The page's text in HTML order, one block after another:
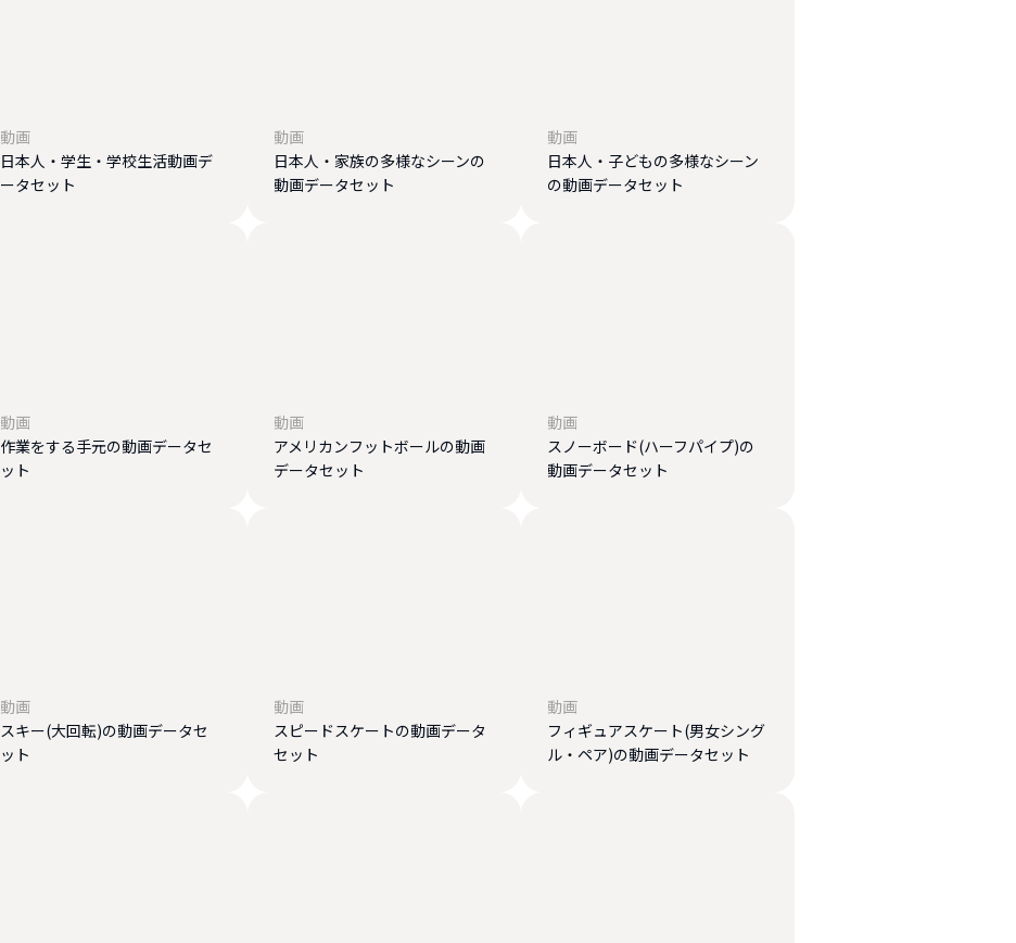
動画
日本人・学生・学校生活動画デ
ータセット
動画
日本人・家族の多様なシーンの
動画データセット
動画
日本人・子どもの多様なシーン
の動画データセット
動画
作業をする手元の動画データセ
ット
動画
アメリカンフットボールの動画
データセット
動画
スノーボード(ハーフパイプ)の
動画データセット
動画
スキー(大回転)の動画データセ
ット
動画
スピードスケートの動画データ
セット
動画
フィギュアスケート(男女シング
ル・ペア)の動画データセット